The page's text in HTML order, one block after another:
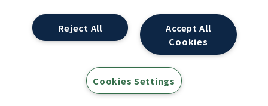
GTMで設定したGA4カスタムイベントが計測
されないのはなぜ？
Accept All
Cookies
Reject All
Cookies Settings